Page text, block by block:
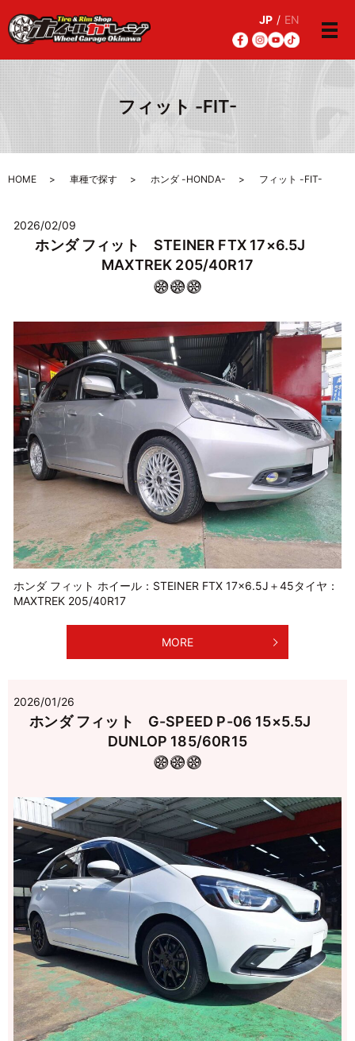
JP / EN
メ
フィット -FIT-
HOME 車種で探す ホンダ -HONDA- フィット -FIT-
2026/02/09
ホンダ フィット STEINER FTX 17×6.5J
MAXTREK 205/40R17
ホンダ フィット ホイール：STEINER FTX 17×6.5J＋45タイヤ：
MAXTREK 205/40R17
MORE
2026/01/26
ホンダ フィット G-SPEED P-06 15×5.5J
DUNLOP 185/60R15